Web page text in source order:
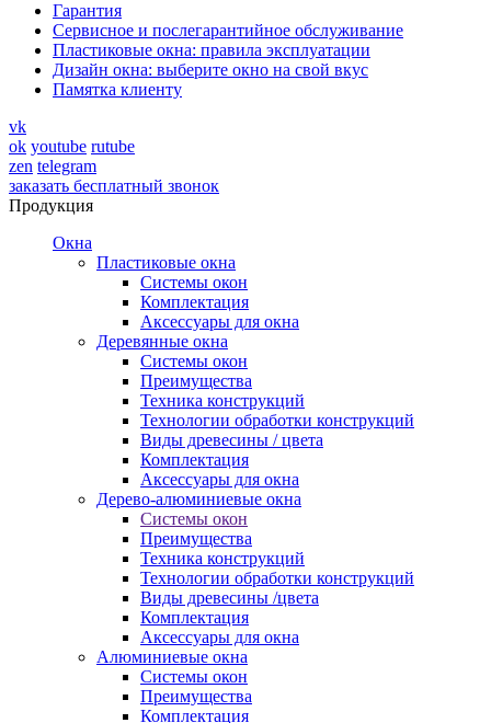
Гарантия
Cервисное и послегарантийное обслуживание
Пластиковые окна: правила эксплуатации
Дизайн окна: выберите окно на свой вкус
Памятка клиенту
vk
ok youtube rutube
zen telegram
заказать бесплатный звонок
Продукция
Окна
Пластиковые окна
Системы окон
Комплектация
Аксессуары для окна
Деревянные окна
Системы окон
Преимущества
Техника конструкций
Технологии обработки конструкций
Виды древесины / цвета
Комплектация
Аксессуары для окна
Дерево-алюминиевые окна
Системы окон
Преимущества
Техника конструкций
Технологии обработки конструкций
Виды древесины /цвета
Комплектация
Аксессуары для окна
Алюминиевые окна
Системы окон
Преимущества
Комплектация